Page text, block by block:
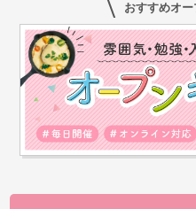
おすすめオ